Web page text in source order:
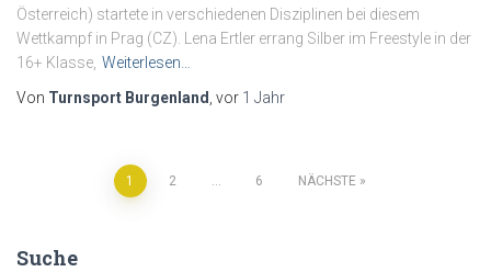
Österreich) startete in verschiedenen Disziplinen bei diesem
Wettkampf in Prag (CZ). Lena Ertler errang Silber im Freestyle in der
16+ Klasse, Weiterlesen…
Von Turnsport Burgenland , vor 1 Jahr
Beitragsnavigation
1 2 … 6 NÄCHSTE
Suche